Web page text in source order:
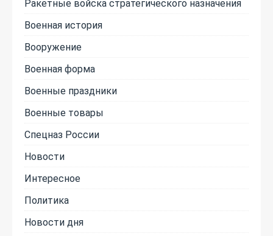
Ракетные войска стратегического назначения
Военная история
Вооружение
Военная форма
Военные праздники
Военные товары
Спецназ России
Новости
Интересное
Политика
Новости дня